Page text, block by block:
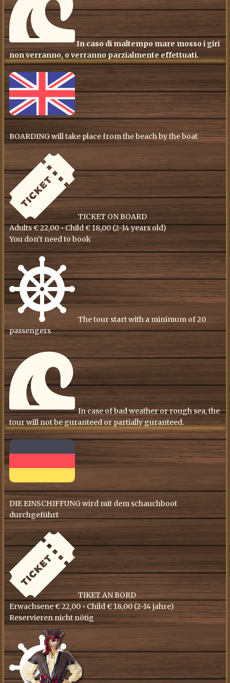
In caso di maltempo mare mosso i giri
non verranno, o verranno parzialmente effettuati.
BOARDING will take place from the beach by the boat
TICKET ON BOARD
Adults € 22,00 • Child € 18,00 (2-14 years old)
You don’t need to book
​The tour start with a minimum of 20
passengers
​In case of bad weather or rough sea, the
tour will not be guranteed or partially guranteed.
DIE EINSCHIFFUNG wird mit dem schauchboot
durchgeführt
​TIKET AN BORD
Erwachsene € 22,00 • ​Child € 18,00 (​2-14 jahre)
Reservieren nicht nötig